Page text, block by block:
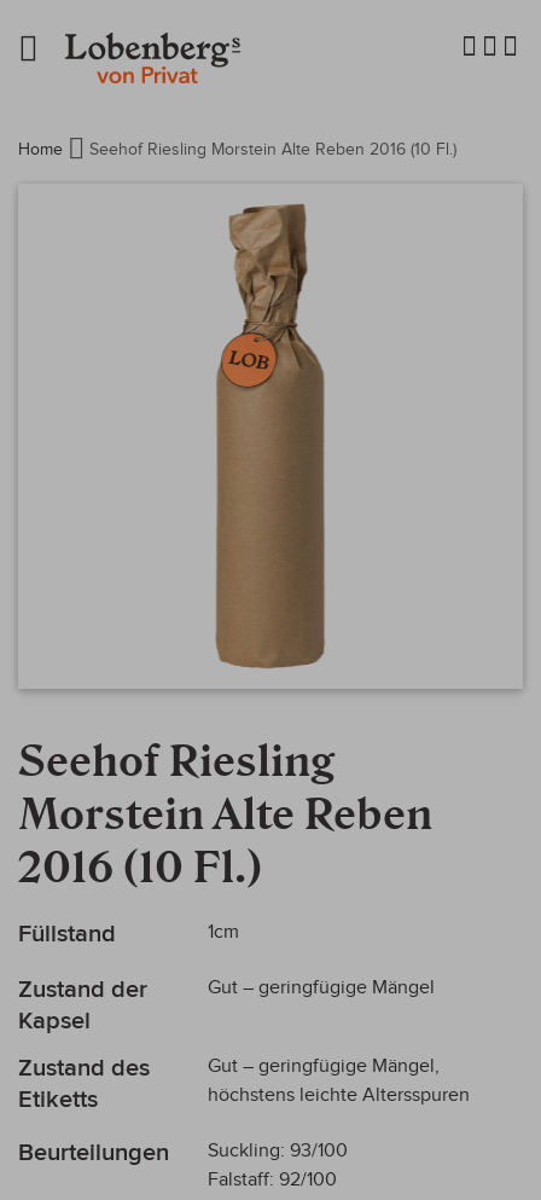
Navigation
umschalten
Home Seehof Riesling Morstein Alte Reben 2016 (10 Fl.)
Seehof Riesling
Morstein Alte Reben
2016 (10 Fl.)
Mehr
Füllstand 1cm
Zustand der
Kapsel
Gut – geringfügige Mängel
Zustand des
Etiketts
Gut – geringfügige Mängel,
höchstens leichte Altersspuren
Beurteilungen
Suckling: 93/100
Falstaff: 92/100
Zum
der
Bildergalerie
springen